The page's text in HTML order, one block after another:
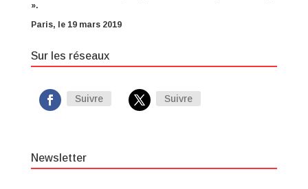
».
Paris, le 19 mars 2019
Sur les réseaux
Suivre Suivre
Newsletter